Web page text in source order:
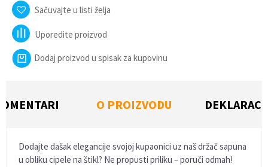
Sačuvajte u listi želja
Uporedite proizvod
Dodaj proizvod u spisak za kupovinu
O PROIZVODU
Dodajte dašak elegancije svojoj kupaonici uz naš držač sapuna
u obliku cipele na štikl? Ne propusti priliku – poruči odmah!